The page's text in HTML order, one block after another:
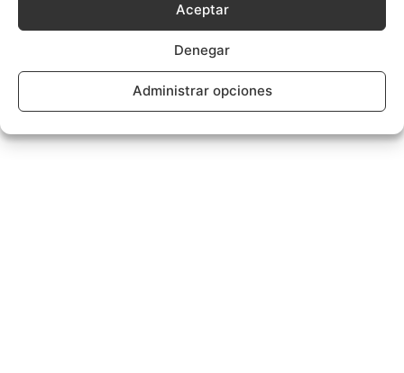
Aceptar
Denegar
Administrar opciones